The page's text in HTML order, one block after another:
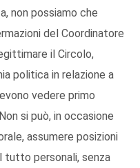
non possiamo che
del Coordinatore
il Circolo,
politica in relazione a
vedere primo
si può, in occasione
assumere posizioni
tutto personali, senza